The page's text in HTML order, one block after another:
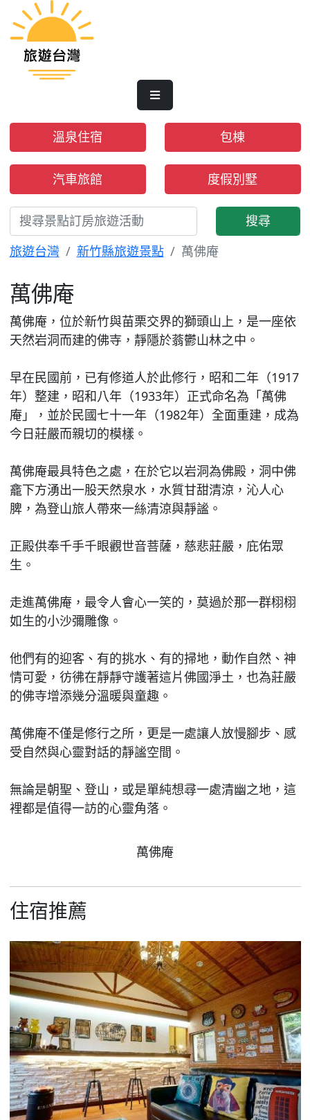
溫泉住宿 包棟
汽車旅館 度假別墅
搜尋
旅遊台灣
新竹縣旅遊景點 萬佛庵
萬佛庵
萬佛庵，位於新竹與苗栗交界的獅頭山上，是一座依
天然岩洞而建的佛寺，靜隱於蓊鬱山林之中。
早在民國前，已有修道人於此修行，昭和二年（1917
年）整建，昭和八年（1933年）正式命名為「萬佛
庵」，並於民國七十一年（1982年）全面重建，成為
今日莊嚴而親切的模樣。
萬佛庵最具特色之處，在於它以岩洞為佛殿，洞中佛
龕下方湧出一股天然泉水，水質甘甜清涼，沁人心
脾，為登山旅人帶來一絲清涼與靜謐。
正殿供奉千手千眼觀世音菩薩，慈悲莊嚴，庇佑眾
生。
走進萬佛庵，最令人會心一笑的，莫過於那一群栩栩
如生的小沙彌雕像。
他們有的迎客、有的挑水、有的掃地，動作自然、神
情可愛，彷彿在靜靜守護著這片佛國淨土，也為莊嚴
的佛寺增添幾分溫暖與童趣。
萬佛庵不僅是修行之所，更是一處讓人放慢腳步、感
受自然與心靈對話的靜謐空間。
無論是朝聖、登山，或是單純想尋一處清幽之地，這
裡都是值得一訪的心靈角落。
萬佛庵
住宿推薦